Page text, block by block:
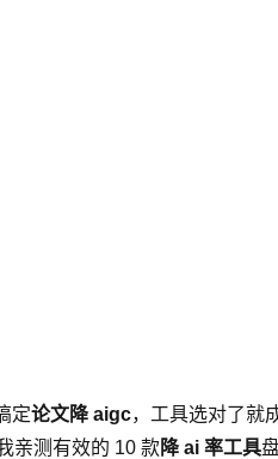
定论文降 aigc，工具选对了就
亲测有效的 10 款降 ai 率工具